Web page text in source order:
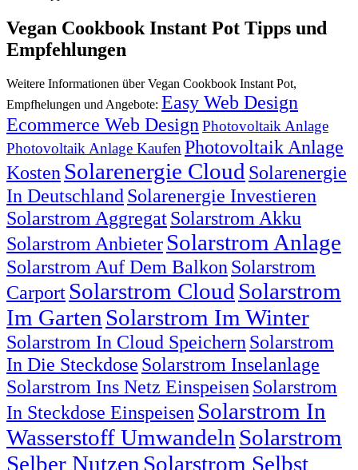
Vegan Cookbook Instant Pot Tipps und
Empfehlungen
Weitere Informationen über Vegan Cookbook Instant Pot,
Empfhelungen und Angebote: Easy Web Design
Ecommerce Web Design Photovoltaik Anlage
Photovoltaik Anlage Kaufen Photovoltaik Anlage
Kosten Solarenergie Cloud Solarenergie
In Deutschland Solarenergie Investieren
Solarstrom AggregatSolarstrom Akku
Solarstrom Anbieter Solarstrom Anlage
Solarstrom Auf Dem Balkon Solarstrom
Carport Solarstrom Cloud Solarstrom
Im Garten Solarstrom Im Winter
Solarstrom In Cloud Speichern Solarstrom
In Die Steckdose Solarstrom Inselanlage
Solarstrom Ins Netz Einspeisen Solarstrom
In Steckdose Einspeisen Solarstrom In
Wasserstoff Umwandeln Solarstrom
Selber Nutzen Solarstrom Selbst